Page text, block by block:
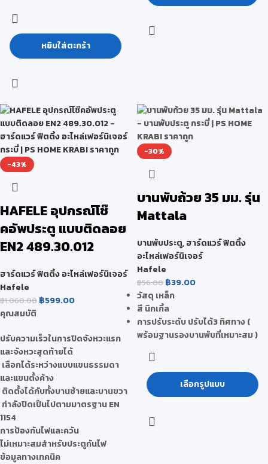
หยิบใส่ตะกร้า
-43%
HAFELE อุปกรณ์โช๊
คอัพประตู แบบติดลอย
EN2 489.30.012
ฮาร์ดแวร์ ฟิตติ้ง อะไหล่เฟอร์นิเจอร์
Hafele
฿1,060.00 ฿599.00
คุณสมบัติ
ปรับความเร็วในการปิดจังหวะแรก
และจังหวะสุดท้ายได้
เลือกได้ระหว่างแบบแขนธรรมดา
และแขนตั้งค้าง
ติดตั้งได้กับทั้งบานซ้ายและบานขวา
กำลังปิดเป็นไปตามมาตรฐาน EN
1154
การป้องกันไฟและควัน
ไม่เหมาะสมสำหรับประตูกันไฟ
ข้อมูลทางเทคนิค
-30%
บานพับถ้วย 35 มม. รุ่น
Mattala
บานพับประตู,ฮาร์ดแวร์ ฟิตติ้ง
อะไหล่เฟอร์นิเจอร์
Hafele
฿56.00 ฿39.00
วัสดุ เหล็ก
สี นิกเกิ้ล
การปรับระดับ ปรับได้3 ทิศทาง (
พร้อมฐานรองบานพับที่เหมาะสม )
เลือกรูปแบบ